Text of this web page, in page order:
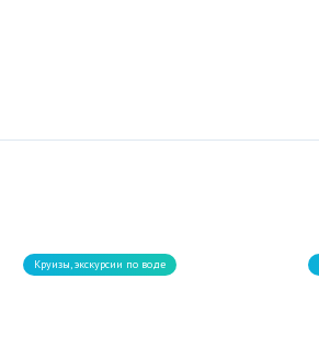
Круизы, экскурсии по воде